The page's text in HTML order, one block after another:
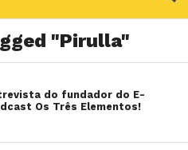
"Pirulla"
do fundador do E-
Os Três Elementos!